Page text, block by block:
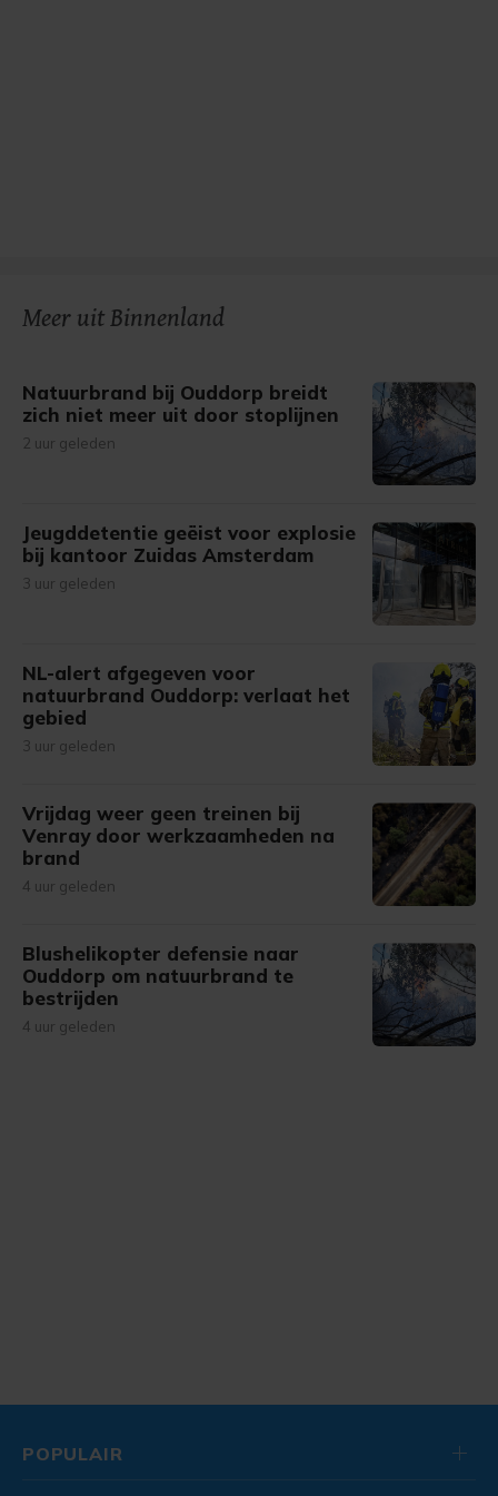
Meer uit Binnenland
Natuurbrand bij Ouddorp breidt
zich niet meer uit door stoplijnen
2 uur geleden
Jeugddetentie geëist voor explosie
bij kantoor Zuidas Amsterdam
3 uur geleden
NL-alert afgegeven voor
natuurbrand Ouddorp: verlaat het
gebied
3 uur geleden
Vrijdag weer geen treinen bij
Venray door werkzaamheden na
brand
4 uur geleden
Blushelikopter defensie naar
Ouddorp om natuurbrand te
bestrijden
4 uur geleden
POPULAIR